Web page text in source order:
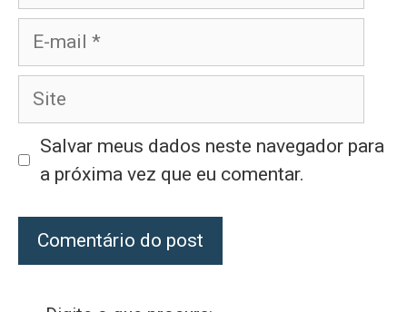
Site
Salvar meus dados neste navegador para
a próxima vez que eu comentar.